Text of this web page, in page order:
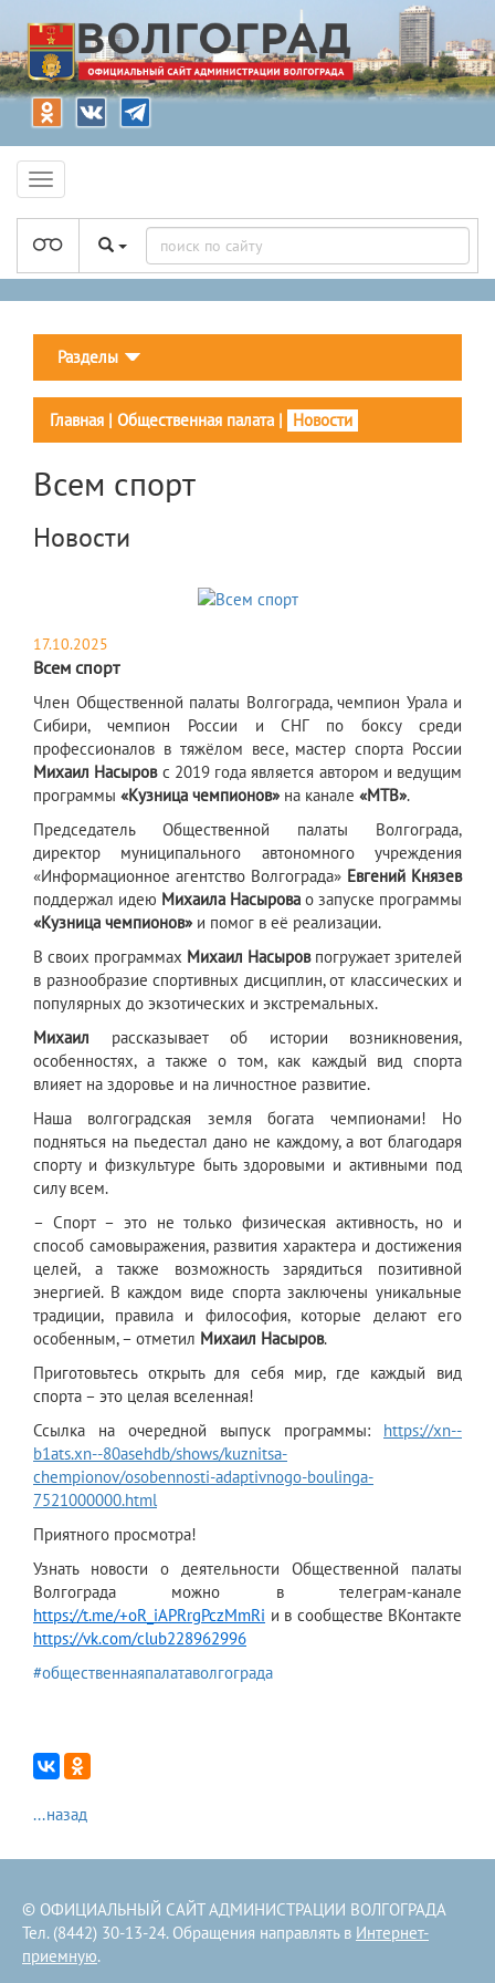
Разделы
Главная | Общественная палата | Новости
Всем спорт
Новости
17.10.2025
Всем спорт
​Член Общественной палаты Волгограда, чемпион Урала и
Сибири, чемпион России и СНГ по боксу среди
профессионалов в тяжёлом весе, мастер спорта России
Михаил Насыров с 2019 года является автором и ведущим
программы «Кузница чемпионов» на канале «МТВ».
Председатель Общественной палаты Волгограда,
директор муниципального автономного учреждения
«Информационное агентство Волгограда» Евгений Князев
поддержал идею Михаила Насырова о запуске программы
«Кузница чемпионов» и помог в её реализации.
В своих программах Михаил Насыровпогружает зрителей
в разнообразие спортивных дисциплин, от классических и
популярных до экзотических и экстремальных.
Михаил рассказывает об истории возникновения,
особенностях, а также о том, как каждый вид спорта
влияет на здоровье и на личностное развитие.
Наша волгоградская земля богата чемпионами! Но
подняться на пьедестал дано не каждому, а вот благодаря
спорту и физкультуре быть здоровыми и активными под
силу всем.
– Спорт – это не только физическая активность, но и
способ самовыражения, развития характера и достижения
целей, а также возможность зарядиться позитивной
энергией. В каждом виде спорта заключены уникальные
традиции, правила и философия, которые делают его
особенным, – отметил Михаил Насыров.
Приготовьтесь открыть для себя мир, где каждый вид
спорта – это целая вселенная!
Ссылка на очередной выпуск программы: https://xn--
b1ats.xn--80asehdb/shows/kuznitsa-
chempionov/osobennosti-adaptivnogo-boulinga-
7521000000.html
Приятного просмотра!
Узнать новости о деятельности Общественной палаты
Волгограда можно в телеграм-канале
https://t.me/+oR_iAPRrgPczMmRi и в сообществе ВКонтакте
https://vk.com/club228962996
#общественнаяпалатаволгограда
...назад
© ОФИЦИАЛЬНЫЙ САЙТ АДМИНИСТРАЦИИ ВОЛГОГРАДА
Тел. (8442) 30-13-24. Обращения направлять в Интернет-
приемную.